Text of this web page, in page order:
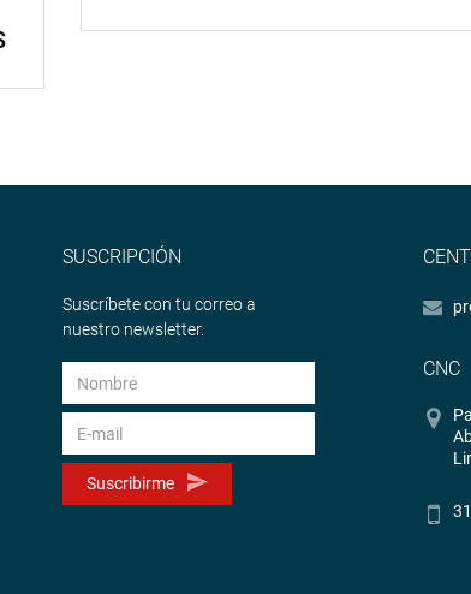
SUSCRIPCIÓN
Suscríbete con tu correo a
nuestro newsletter.
Suscribirme
CNC